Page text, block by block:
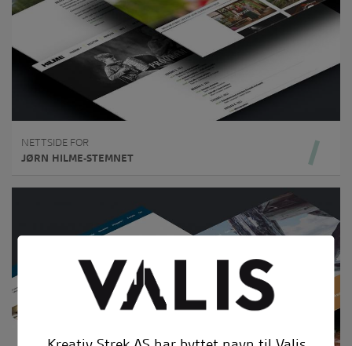
NETTSIDE FOR
JØRN HILME-STEMNET